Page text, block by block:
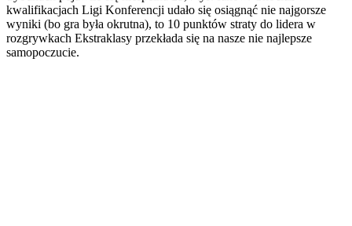
kwalifikacjach Ligi Konferencji udało się osiągnąć nie najgorsze
wyniki (bo gra była okrutna), to 10 punktów straty do lidera w
rozgrywkach Ekstraklasy przekłada się na nasze nie najlepsze
samopoczucie.